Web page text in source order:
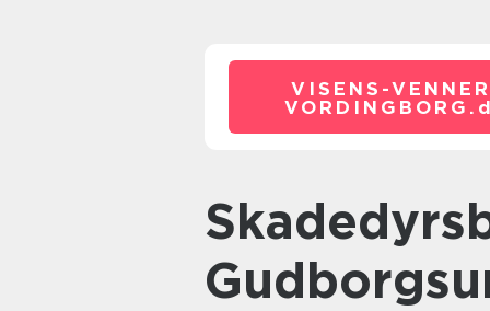
VISENS-
VORDINGBORG.
Skadedyrsbekæmpelse i